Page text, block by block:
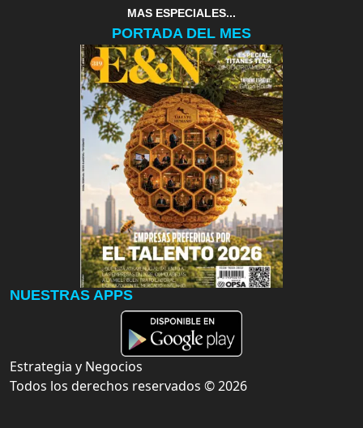
MAS ESPECIALES...
PORTADA DEL MES
NUESTRAS APPS
Estrategia y Negocios
Todos los derechos reservados ©2026